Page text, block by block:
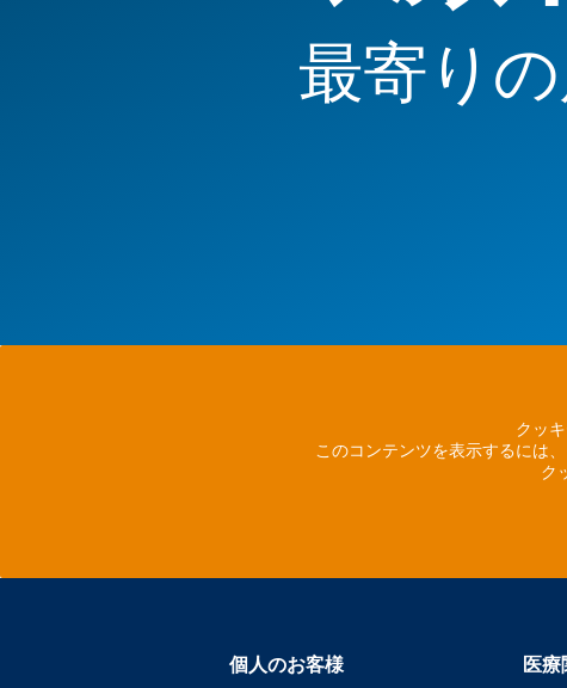
最寄り
クッ
このコンテンツを表示するには
ク
個人のお客様
医